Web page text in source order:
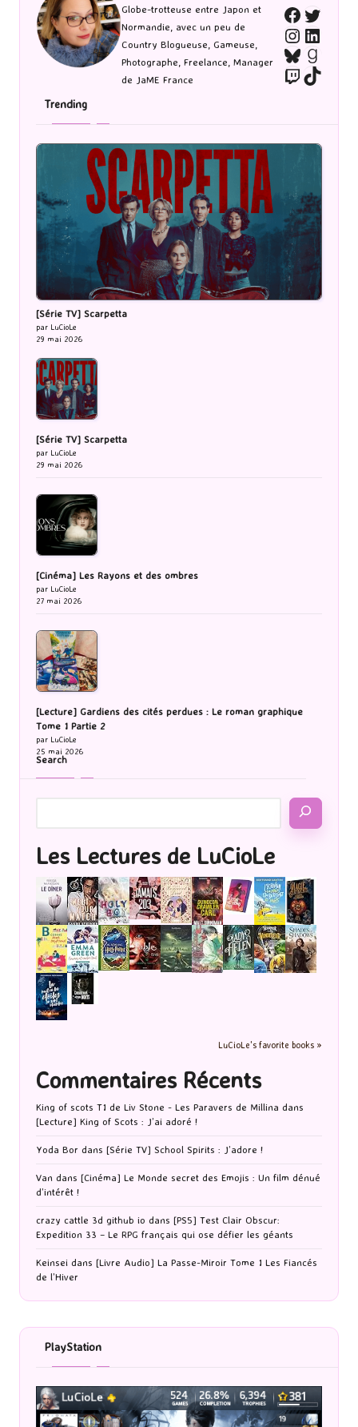
Globe-trotteuse entre Japon et
Normandie, avec un peu de
Country Blogueuse, Gameuse,
Photographe, Freelance, Manager
de JaME France
Bluesky
TwitchTikTok
Trending
[Série TV] Scarpetta
par LuCioLe
29 mai 2026
[Série TV] Scarpetta
par LuCioLe
29 mai 2026
[Cinéma] Les Rayons et des ombres
par LuCioLe
27 mai 2026
[Lecture] Gardiens des cités perdues : Le roman graphique
Tome 1 Partie 2
par LuCioLe
25 mai 2026
Search
Les Lectures de LuCioLe
LuCioLe's favorite books »
Commentaires Récents
King of scots T1 de Liv Stone - Les Paravers de Millina dans
[Lecture] King of Scots : J’ai adoré !
Yoda Bor dans [Série TV] School Spirits : J’adore !
Van dans [Cinéma] Le Monde secret des Emojis : Un film dénué
d’intérêt !
crazy cattle 3d github io dans [PS5] Test Clair Obscur:
Expedition 33 – Le RPG français qui ose défier les géants
Keinsei dans [Livre Audio] La Passe-Miroir Tome 1 Les Fiancés
de l’Hiver
PlayStation